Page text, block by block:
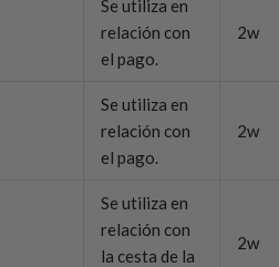
Se utiliza en
relación con
el pago.
2w
Se utiliza en
relación con
el pago.
2w
Se utiliza en
relación con
la cesta de la
2w